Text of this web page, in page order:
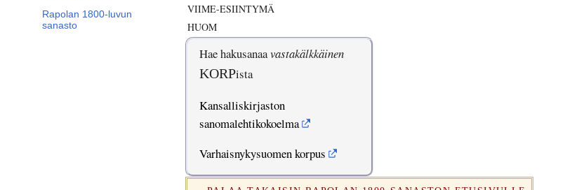
Rapolan 1800-luvun
sanasto
VIIME-ESIINTYMÄ
HUOM
Hae hakusanaavastakälkkäinen
KORPista
Kansalliskirjaston
sanomalehtikokoelma
Varhaisnykysuomen korpus